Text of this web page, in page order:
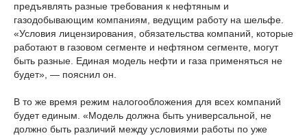
предъявлять разные требования к нефтяным и
газодобывающим компаниям, ведущим работу на шельфе.
«Условия лицензирования, обязательства компаний, которые
работают в газовом сегменте и нефтяном сегменте, могут
быть разные. Единая модель нефти и газа применяться не
будет», — пояснил он.
В то же время режим налогообложения для всех компаний
будет единым. «Модель должна быть универсальной, не
должно быть различий между условиями работы по уже